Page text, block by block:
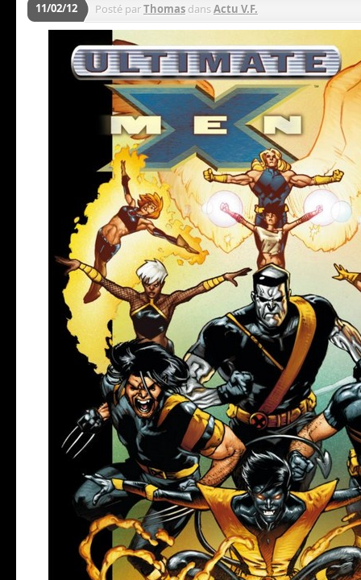
11/02/12 Posté parThomas dansActu V.F.